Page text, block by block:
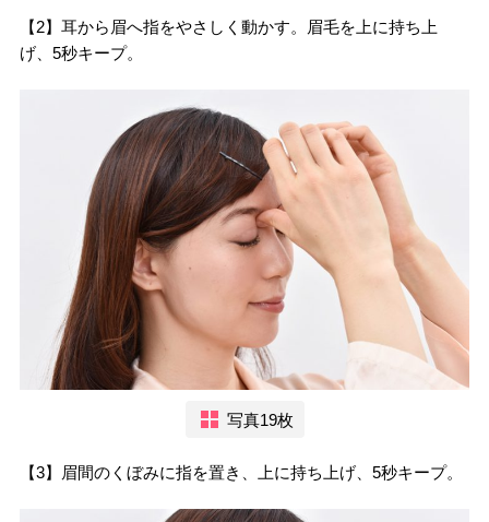
【2】耳から眉へ指をやさしく動かす。眉毛を上に持ち上
げ、5秒キープ。
写真19枚
【3】眉間のくぼみに指を置き、上に持ち上げ、5秒キープ。